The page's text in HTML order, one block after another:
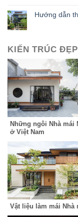
Hướng dẫn
KIẾN TRÚC ĐẸP
Những ngôi Nhà mái
ở Việt Nam
Vật liệu làm mái Nhà